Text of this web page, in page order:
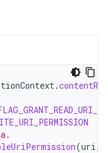
.
(uri,